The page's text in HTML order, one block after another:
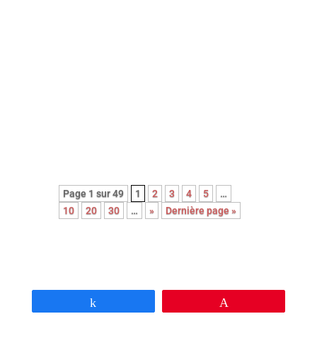
Page 1 sur 49 1 2 3 4 5
…
10
20 30 … » Dernière page »